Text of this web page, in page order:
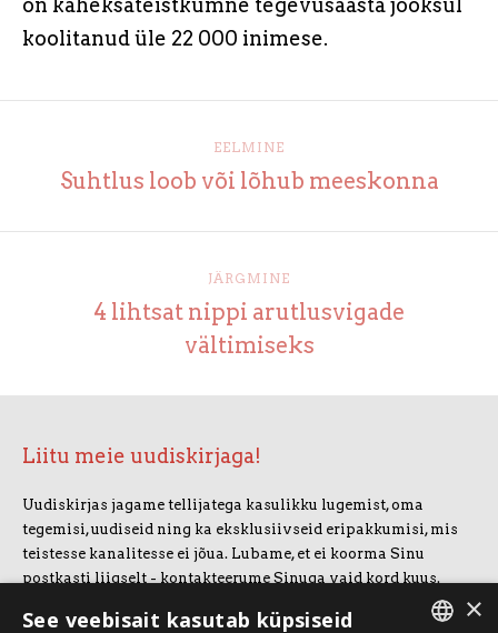
on kaheksateistkümne tegevusaasta jooksul
koolitanud üle 22 000 inimese.
EELMINE
Suhtlus loob või lõhub meeskonna
JÄRGMINE
4 lihtsat nippi arutlusvigade
vältimiseks
Liitu meie uudiskirjaga!
Uudiskirjas jagame tellijatega kasulikku lugemist, oma
tegemisi, uudiseid ning ka eksklusiivseid eripakkumisi, mis
teistesse kanalitesse ei jõua. Lubame, et ei koorma Sinu
postkasti liigselt - kontakteerume Sinuga vaid kord kuus.
×
See veebisait kasutab küpsiseid